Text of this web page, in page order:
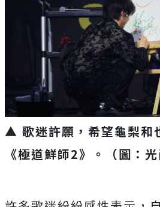
▲ 歌迷許願，希望龜梨和
《極道鮮師2》。（圖：光